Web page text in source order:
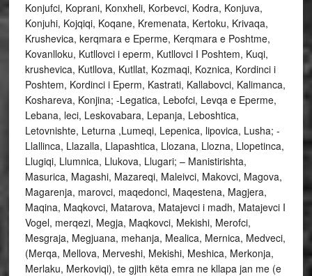
Konjufci, Koprani, Konxheli, Korbevci, Kodra, Konjuva,
Konjuhi, Kojqiqi, Koqane, Kremenata, Kertoku, Krivaqa,
Krushevica, kerqmara e Eperme, Kerqmara e Poshtme,
Kovanlloku, Kutllovci i eperm, Kutllovci I Poshtem, Kuqi,
krushevica, Kutllova, Kutllat, Kozmaqi, Koznica, Kordinci i
Poshtem, Kordinci i Eperm, Kastrati, Kallabovci, Kalimanca,
Koshareva, Konjina; -Legatica, Lebofci, Levqa e Eperme,
Lebana, leci, Leskovabara, Lepanja, Leboshtica,
Letovnishte, Leturna ,Lumeqi, Lepenica, lipovica, Lusha; -
Llallinca, Llazalla, Llapashtica, Llozana, Llozna, Llopetinca,
Llugiqi, Llumnica, Llukova, Llugari; – Manistirishta,
Masurica, Magashi, Mazareqi, Maleivci, Makovci, Magova,
Magarenja, marovci, maqedonci, Maqestena, Magjera,
Maqina, Maqkovci, Matarova, Matajevci i madh, Matajevci I
Vogel, merqezi, Megja, Maqkovci, Mekishi, Merofci,
Mesgraja, Megjuana, mehanja, Mealica, Mernica, Medveci,
(Merqa, Mellova, Merveshi, Mekishi, Meshica, Merkonja,
Merlaku, Merkoviqi), te gjith këta emra ne kllapa jan me (e